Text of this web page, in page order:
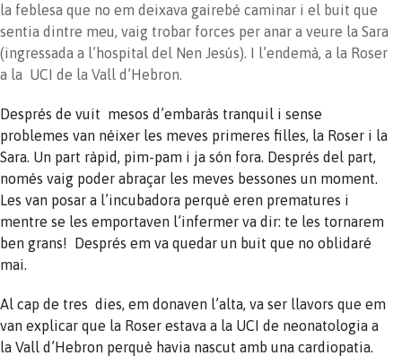
la feblesa que no em deixava gairebé caminar i el buit que
sentia dintre meu, vaig trobar forces per anar a veure la Sara
(ingressada a l’hospital del Nen Jesús). I l’endemà, a la Roser
a la UCI de la Vall d’Hebron.
Després de vuit mesos d’embaràs tranquil i sense
problemes van néixer les meves primeres filles, la Roser i la
Sara. Un part ràpid, pim-pam i ja són fora. Després del part,
només vaig poder abraçar les meves bessones un moment.
Les van posar a l’incubadora perquè eren prematures i
mentre se les emportaven l’infermer va dir: te les tornarem
ben grans! Després em va quedar un buit que no oblidaré
mai.
Al cap de tres dies, em donaven l’alta, va ser llavors que em
van explicar que la Roser estava a la UCI de neonatologia a
la Vall d’Hebron perquè havia nascut amb una cardiopatia.